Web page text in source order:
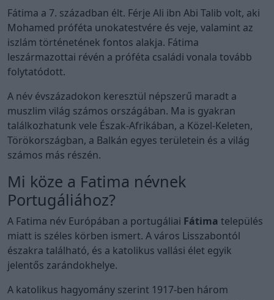
Fátima a 7. században élt. Férje Ali ibn Abi Talib volt, aki
Mohamed próféta unokatestvére és veje, valamint az
iszlám történetének fontos alakja. Fátima
leszármazottai révén a próféta családi vonala tovább
folytatódott.
A név évszázadokon keresztül népszerű maradt a
muszlim világ számos országában. Ma is gyakran
találkozhatunk vele Észak-Afrikában, a Közel-Keleten,
Törökországban, a Balkán egyes területein és a világ
számos más részén.
Mi köze a Fatima névnek
Portugáliához?
A Fatima név Európában a portugáliai Fátima település
miatt is széles körben ismert. A város Lisszabontól
északra található, és a katolikus vallási élet egyik
jelentős zarándokhelye.
A katolikus hagyomány szerint 1917-ben három